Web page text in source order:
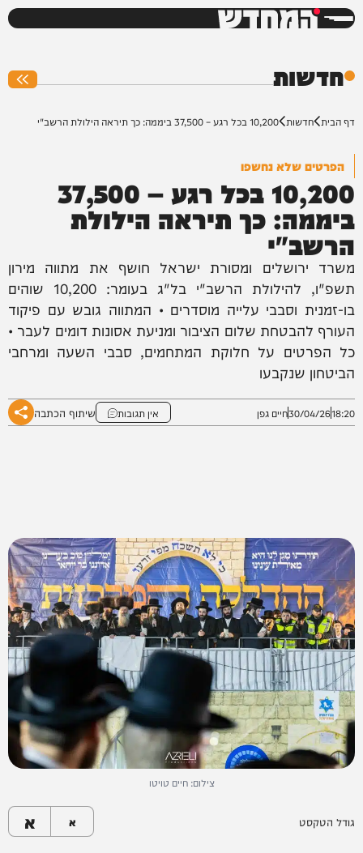
המחדש
חדשות
דף הבית חדשות 10,200 בכל רגע – 37,500 ביממה: כך תיראה הילולת הרשב"י
הפרטים שלא נחשפו
10,200 בכל רגע – 37,500
ביממה: כך תיראה הילולת
הרשב"י
משרד ירושלים ומסורת ישראל חושף את מתווה מירון
תשפ"ו, להילולת הרשב"י בל"ג בעומר: 10,200 שוהים
בו-זמנית וסבבי עלייה מוסדרים • המתווה גובש עם פיקוד
העורף להבטחת שלום הציבור ומניעת אסונות דומים לעבר •
כל הפרטים על חלוקת המתחמים, סבבי השעה ומרחבי
הביטחון שנקבעו
18:20
30/04/26חיים גפן אין תגובות שיתוף הכתבה
צילום: חיים טויטו
גודל הטקסט א א